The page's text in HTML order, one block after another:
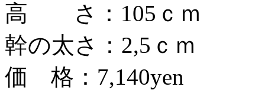
高 さ：105ｃｍ
幹の太さ：2,5ｃｍ
価 格：7,140yen